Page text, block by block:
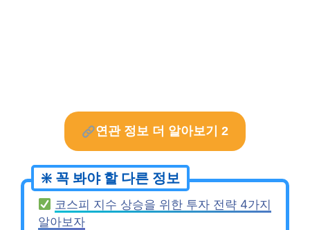
연관 정보 더 알아보기 2
코스피 지수 상승을 위한 투자 전략 4가지
알아보자